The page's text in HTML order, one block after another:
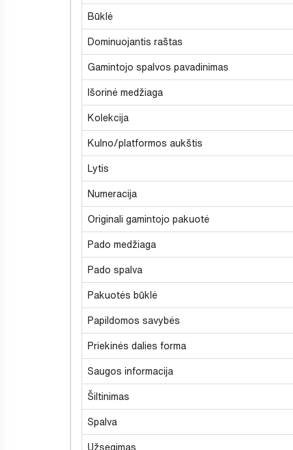
Būklė
Dominuojantis raštas
Gamintojo spalvos pavadinimas
Išorinė medžiaga
Kolekcija
Kulno/platformos aukštis
Lytis
Numeracija
Originali gamintojo pakuotė
Pado medžiaga
Pado spalva
Pakuotės būklė
Papildomos savybės
Priekinės dalies forma
Saugos informacija
Šiltinimas
Spalva
Užsegimas